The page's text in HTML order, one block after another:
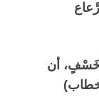
خَسْفٍ، أن